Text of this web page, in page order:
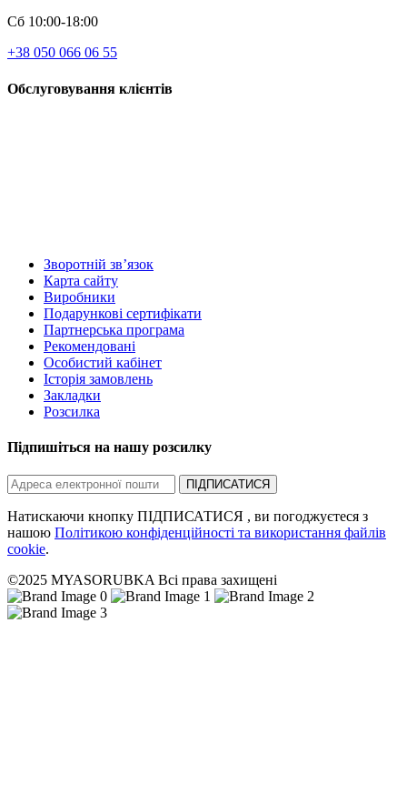
Сб 10:00-18:00
+38 050 066 06 55
Обслуговування клієнтів
Зворотній зв’язок
Карта сайту
Виробники
Подарункові сертифікати
Партнерська програма
Рекомендовані
Особистий кабінет
Історія замовлень
Закладки
Розсилка
Підпишіться на нашу розсилку
ПІДПИСАТИСЯ
Натискаючи кнопку ПІДПИСАТИСЯ , ви погоджуєтеся з
нашою Політикою конфіденційності та використання файлів
cookie.
©2025 MYASORUBKA Всі права захищені